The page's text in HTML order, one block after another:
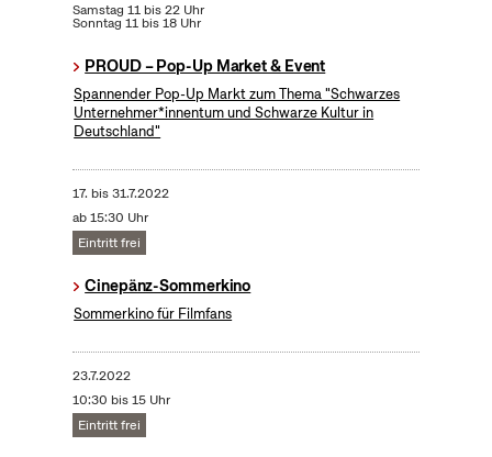
Samstag 11 bis 22 Uhr
Sonntag 11 bis 18 Uhr
PROUD – Pop-Up Market & Event
Spannender Pop-Up Markt zum Thema "Schwarzes
Unternehmer*innentum und Schwarze Kultur in
Deutschland"
17. bis31.7.2022
ab 15:30 Uhr
Eintritt frei
Cinepänz-Sommerkino
Sommerkino für Filmfans
23.7.2022
10:30 bis 15 Uhr
Eintritt frei